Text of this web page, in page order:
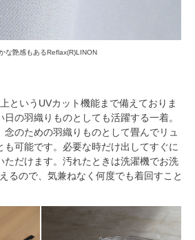
な艶感もあるReflax(R)LINON
というUVカット機能まで備えておりま
の羽織りものとしても活躍する一着。
念のための羽織りものとして畳んでリュ
も可能です。必要な時だけ出してすぐに
ただけます。汚れたときは洗濯機でお洗
るので、気兼ねなく何度でも着回すこと